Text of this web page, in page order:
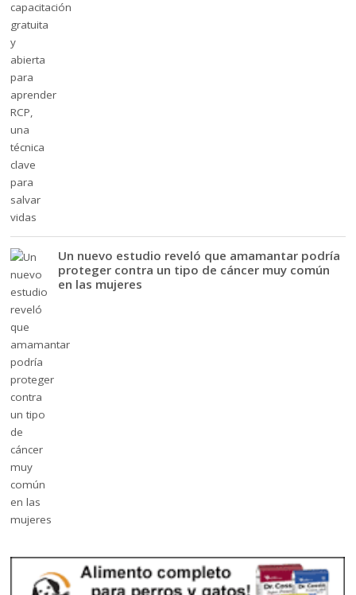
Un nuevo estudio reveló que amamantar podría
proteger contra un tipo de cáncer muy común
en las mujeres